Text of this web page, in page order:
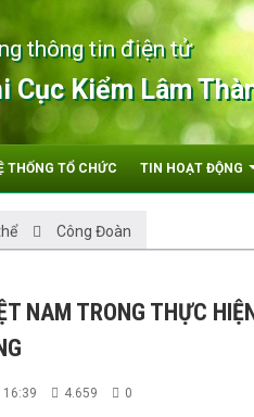
thông tin điện tử
Cục Kiểm Lâm
THỐNG TỔ CHỨC TIN HOẠT ĐỘNG
Công Đoàn
NAM TRONG THỰC
4.659 0